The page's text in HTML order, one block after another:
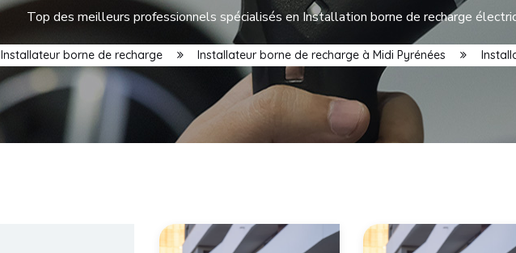
Top des meilleurs professionnels spécialisés en Installation borne de recharge
Installateur borne de recharge Installateur borne de recharge à Midi Pyrénées